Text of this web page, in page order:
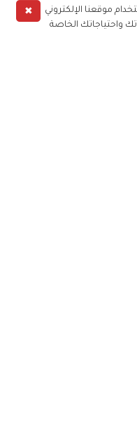
✖
موقعنا الإلكتروني
واحتياجاتك الخاصة